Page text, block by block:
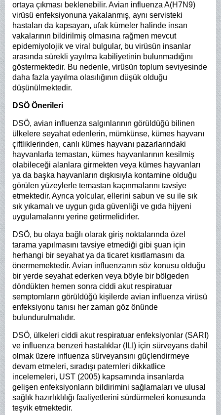
ortaya çıkması beklenebilir. Avian influenza A(H7N9)
virüsü enfeksiyonuna yakalanmış, aynı servisteki
hastaları da kapsayan, ufak kümeler halinde insan
vakalarının bildirilmiş olmasına rağmen mevcut
epidemiyolojik ve viral bulgular, bu virüsün insanlar
arasında sürekli yayılma kabiliyetinin bulunmadığını
göstermektedir. Bu nedenle, virüsün toplum seviyesinde
daha fazla yayılma olasılığının düşük olduğu
düşünülmektedir.
DSÖ Önerileri
DSÖ, avian influenza salgınlarının görüldüğü bilinen
ülkelere seyahat edenlerin, mümkünse, kümes hayvanı
çiftliklerinden, canlı kümes hayvanı pazarlarındaki
hayvanlarla temastan, kümes hayvanlarının kesilmiş
olabileceği alanlara girmekten veya kümes hayvanları
ya da başka hayvanların dışkısıyla kontamine olduğu
görülen yüzeylerle temastan kaçınmalarını tavsiye
etmektedir. Ayrıca yolcular, ellerini sabun ve su ile sık
sık yıkamalı ve uygun gıda güvenliği ve gıda hijyeni
uygulamalarını yerine getirmelidirler.
DSÖ, bu olaya bağlı olarak giriş noktalarında özel
tarama yapılmasını tavsiye etmediği gibi şuan için
herhangi bir seyahat ya da ticaret kısıtlamasını da
önermemektedir. Avian influenzanın söz konusu olduğu
bir yerde seyahat ederken veya böyle bir bölgeden
döndükten hemen sonra ciddi akut respiratuar
semptomların görüldüğü kişilerde avian influenza virüsü
enfeksiyonu tanısı her zaman göz önünde
bulundurulmalıdır.
DSÖ, ülkeleri ciddi akut respiratuar enfeksiyonlar (SARI)
ve influenza benzeri hastalıklar (ILI) için sürveyans dahil
olmak üzere influenza sürveyansını güçlendirmeye
devam etmeleri, sıradışı paternleri dikkatlice
incelemeleri, UST (2005) kapsamında insanlarda
gelişen enfeksiyonların bildirimini sağlamaları ve ulusal
sağlık hazırlıklılığı faaliyetlerini sürdürmeleri konusunda
teşvik etmektedir.